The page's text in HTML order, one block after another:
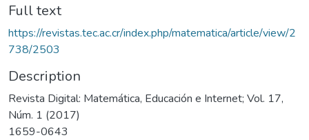
Full text
https://revistas.tec.ac.cr/index.php/matematica/article/view/2
738/2503
Description
Revista Digital: Matemática, Educación e Internet; Vol. 17,
Núm. 1 (2017)
1659-0643